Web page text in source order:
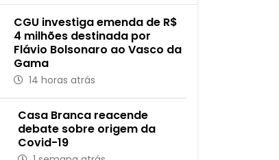
CGU investiga emenda de R$
4 milhões destinada por
Flávio Bolsonaro ao Vasco da
Gama
14 horas atrás
Casa Branca reacende
debate sobre origem da
Covid-19